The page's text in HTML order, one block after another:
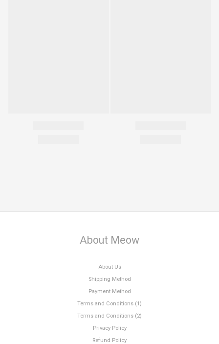
About Meow
About Us
Shipping Method
Payment Method
Terms and Conditions (1)
Terms and Conditions (2)
Privacy Policy
Refund Policy